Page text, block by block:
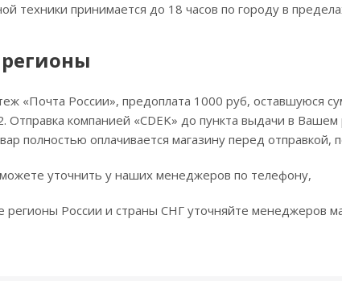
техники принимается до 18 часов по городу в
«Почта России», предоплата 1000 руб, оставшуюся
Отправка компанией «CDEK» до пункта выдачи в
полностью оплачивается магазину перед отправкой,
уточнить у наших менеджеров по телефону,
регионы России и страны СНГ уточняйте менеджеров